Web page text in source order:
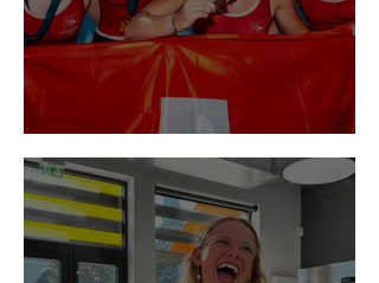
Europameisterin